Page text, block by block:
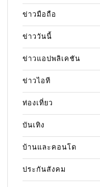
ข่าวมือถือ
ข่าววันนี้
ข่าวแอปพลิเคชัน
ข่าวไอที
ท่องเที่ยว
บันเทิง
บ้านและคอนโด
ประกันสังคม